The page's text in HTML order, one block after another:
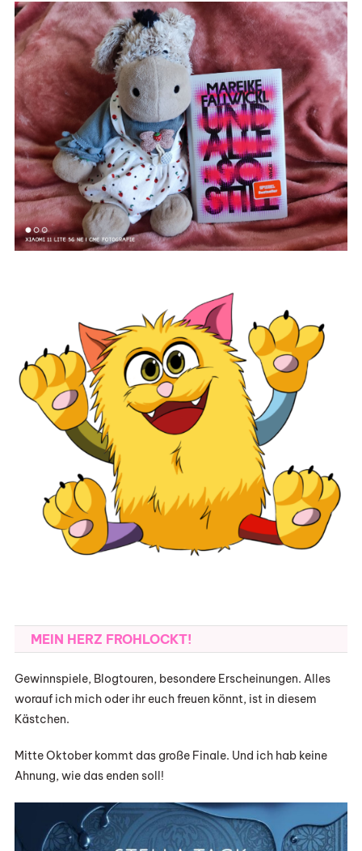
MEIN HERZ FROHLOCKT!
Gewinnspiele, Blogtouren, besondere Erscheinungen. Alles
worauf ich mich oder ihr euch freuen könnt, ist in diesem
Kästchen.
Mitte Oktober kommt das große Finale. Und ich hab keine
Ahnung, wie das enden soll!